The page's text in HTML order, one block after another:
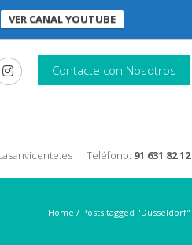
VER CANAL YOUTUBE
Contacte con Nosotros
Teléfono: 91 631 82 12
Home / Posts tagged "Düsseldorf"